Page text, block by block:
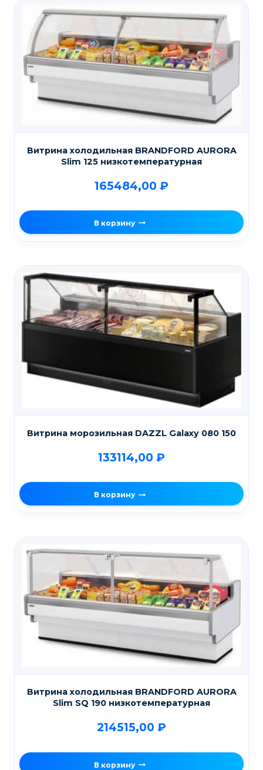
Витрина холодильная BRANDFORD AURORA
Slim 125 низкотемпературная
165484,00 ₽
В корзину
Витрина морозильная DAZZL Galaxy 080 150
133114,00 ₽
В корзину
Витрина холодильная BRANDFORD AURORA
Slim SQ 190 низкотемпературная
214515,00 ₽
В корзину